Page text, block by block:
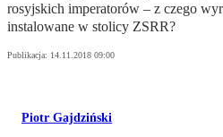
rosyjskich imperatorów – z czego
instalowane w stolicy ZSRR?
Publikacja: 14.11.2018 09:00
Piotr Gajdziński